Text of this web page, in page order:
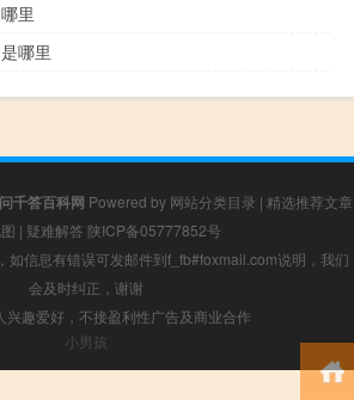
里
哪里
千答百科网 Powered by 网站分类目录 | 精选推荐文章
| 疑难解答 陕ICP备05777852号
如信息有错误可发邮件到f_fb#foxmail.com说明，我们
会及时纠正，谢谢
兴趣爱好，不接盈利性广告及商业合作
小男孩